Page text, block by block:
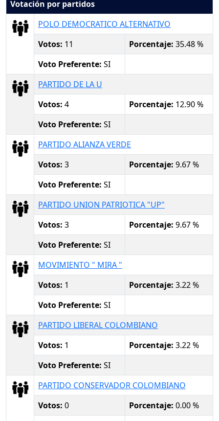
Votación por partidos
POLO DEMOCRATICO ALTERNATIVO
Votos: 11 Porcentaje: 35.48 %
Voto Preferente: SI
PARTIDO DE LA U
Votos: 4 Porcentaje: 12.90 %
Voto Preferente: SI
PARTIDO ALIANZA VERDE
Votos: 3 Porcentaje: 9.67 %
Voto Preferente: SI
PARTIDO UNION PATRIOTICA "UP"
Votos: 3 Porcentaje: 9.67 %
Voto Preferente: SI
MOVIMIENTO " MIRA "
Votos: 1 Porcentaje: 3.22 %
Voto Preferente: SI
PARTIDO LIBERAL COLOMBIANO
Votos: 1 Porcentaje: 3.22 %
Voto Preferente: SI
PARTIDO CONSERVADOR COLOMBIANO
Votos: 0 Porcentaje: 0.00 %